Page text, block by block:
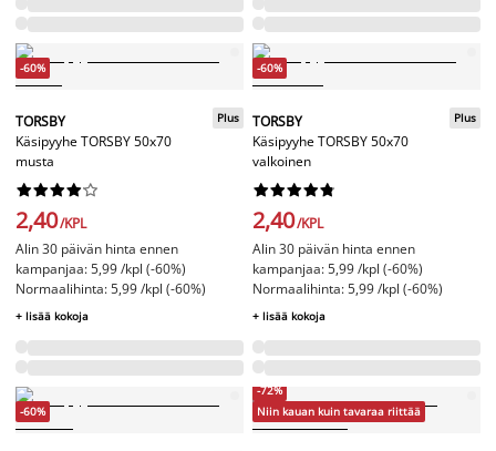
-60%
TORSBY
Käsipyyhe TORSBY 50x70
musta
Plus






2,40/KPL
Alin 30 päivän hinta ennen
kampanjaa: 5,99 /kpl (-60%)
Normaalihinta: 5,99 /kpl (-60%)
+ lisää kokoja
-60%
TORSBY
Käsipyyhe TORSBY 50x70
valkoinen
Plus






2,40/KPL
Alin 30 päivän hinta ennen
kampanjaa: 5,99 /kpl (-60%)
Normaalihinta: 5,99 /kpl (-60%)
+ lisää kokoja
-60%
-72%
Niin kauan kuin tavaraa riittää